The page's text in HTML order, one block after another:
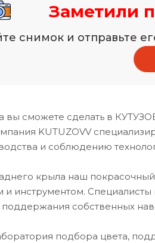
Заметили
снимок и отправьте
вы сможете сделать в
KUTUZOVV
и соблюдению
крыла наш
инструментом.
поддержания собственных
подбора цвета,